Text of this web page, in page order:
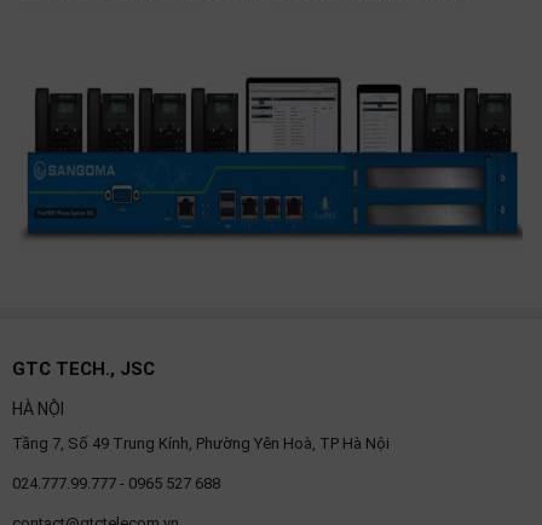
GTC TECH., JSC
HÀ NỘI
Tầng 7, Số 49 Trung Kính, Phường Yên Hoà, TP Hà Nội
024.777.99.777 - 0965 527 688